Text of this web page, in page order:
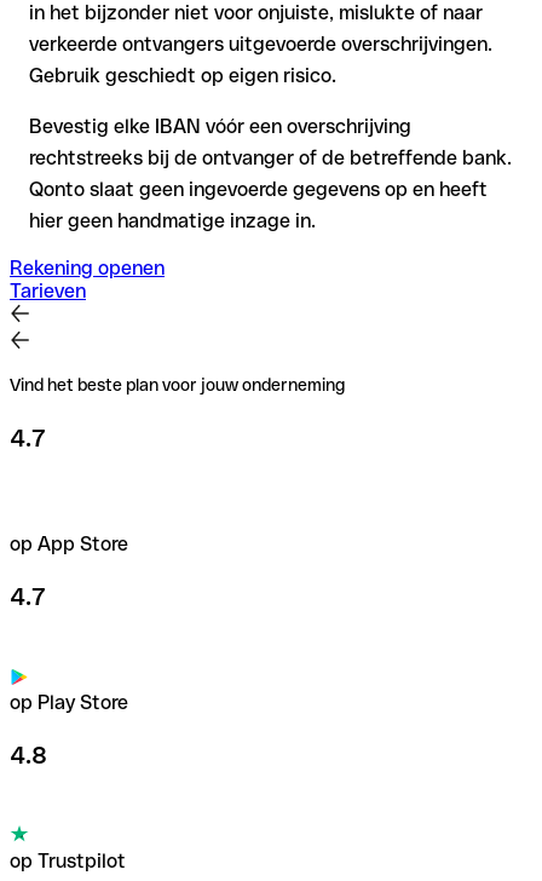
in het bijzonder niet voor onjuiste, mislukte of naar
verkeerde ontvangers uitgevoerde overschrijvingen.
Gebruik geschiedt op eigen risico.
Bevestig elke IBAN vóór een overschrijving
rechtstreeks bij de ontvanger of de betreffende bank.
Qonto slaat geen ingevoerde gegevens op en heeft
hier geen handmatige inzage in.
Rekening openen
Tarieven
Vind het beste plan voor jouw onderneming
4.7
op App Store
4.7
op Play Store
4.8
op Trustpilot